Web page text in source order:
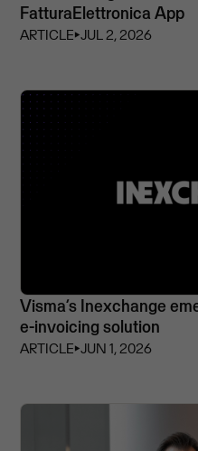
FatturaElettronica App
ARTICLE⏵JUL 2, 2026
Visma’s Inexchange
e-invoicing solution
ARTICLE⏵JUN 1, 2026